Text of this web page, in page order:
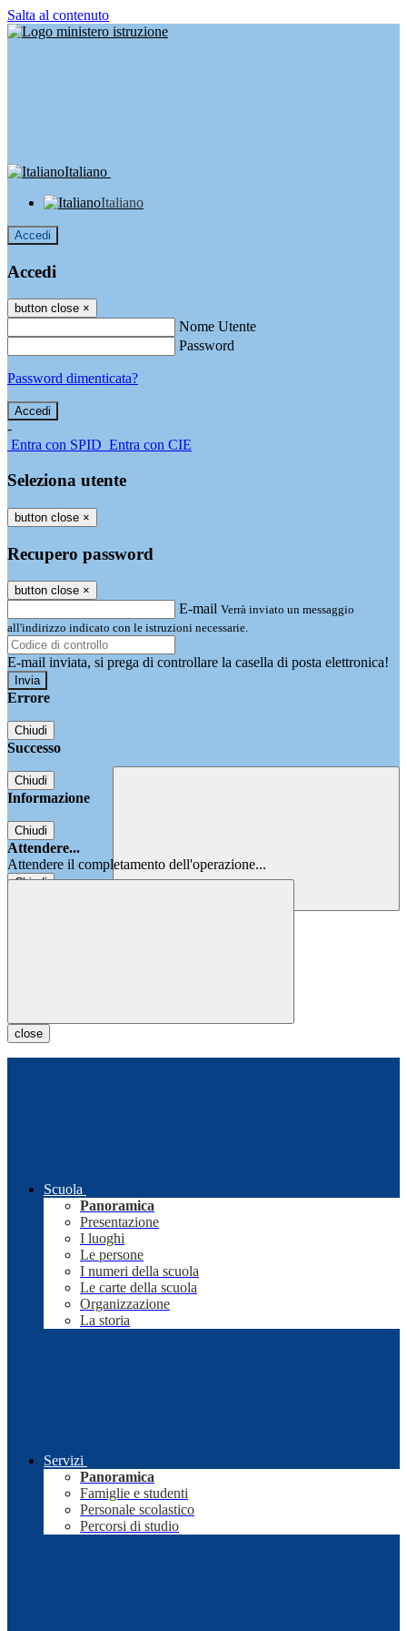
Salta al contenuto
Italiano
Italiano
Accedi
Accedi
button close ×
Nome Utente
Password
Password dimenticata?
-
Entra con SPID Entra con CIE
Seleziona utente
button close ×
Recupero password
button close ×
E-mail Verrà inviato un messaggio
all'indirizzo indicato con le istruzioni necessarie.
E-mail inviata, si prega di controllare la casella di posta elettronica!
Errore
Chiudi
Successo
Chiudi
Informazione
Chiudi
Attendere...
Attendere il completamento dell'operazione...
Chiudi
close
Scuola
Panoramica
Presentazione
I luoghi
Le persone
I numeri della scuola
Le carte della scuola
Organizzazione
La storia
Servizi
Panoramica
Famiglie e studenti
Personale scolastico
Percorsi di studio